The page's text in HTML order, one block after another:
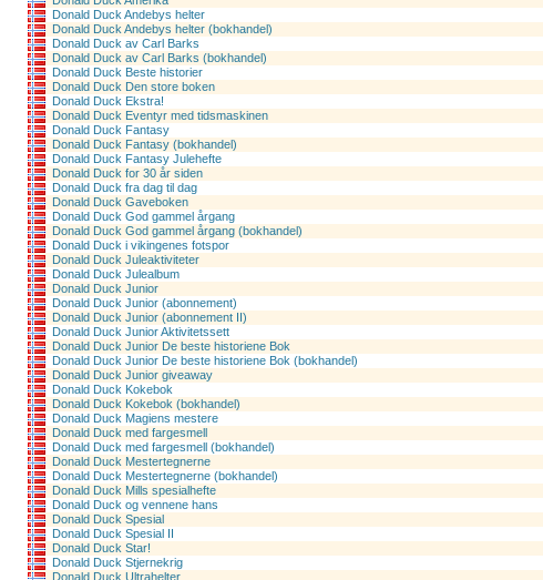
Donald Duck Andebys helter
Donald Duck Andebys helter (bokhandel)
Donald Duck av Carl Barks
Donald Duck av Carl Barks (bokhandel)
Donald Duck Beste historier
Donald Duck Den store boken
Donald Duck Ekstra!
Donald Duck Eventyr med tidsmaskinen
Donald Duck Fantasy
Donald Duck Fantasy (bokhandel)
Donald Duck Fantasy Julehefte
Donald Duck for 30 år siden
Donald Duck fra dag til dag
Donald Duck Gaveboken
Donald Duck God gammel årgang
Donald Duck God gammel årgang (bokhandel)
Donald Duck i vikingenes fotspor
Donald Duck Juleaktiviteter
Donald Duck Julealbum
Donald Duck Junior
Donald Duck Junior (abonnement)
Donald Duck Junior (abonnement II)
Donald Duck Junior Aktivitetssett
Donald Duck Junior De beste historiene Bok
Donald Duck Junior De beste historiene Bok (bokhandel)
Donald Duck Junior giveaway
Donald Duck Kokebok
Donald Duck Kokebok (bokhandel)
Donald Duck Magiens mestere
Donald Duck med fargesmell
Donald Duck med fargesmell (bokhandel)
Donald Duck Mestertegnerne
Donald Duck Mestertegnerne (bokhandel)
Donald Duck Mills spesialhefte
Donald Duck og vennene hans
Donald Duck Spesial
Donald Duck Spesial II
Donald Duck Star!
Donald Duck Stjernekrig
Donald Duck Ultrahelter